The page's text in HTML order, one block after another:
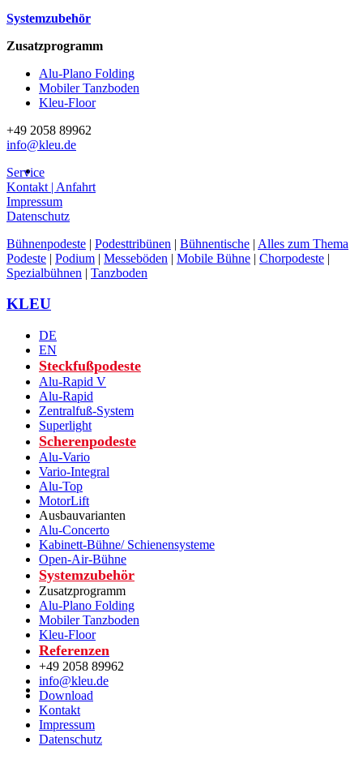
Systemzubehör
Zusatzprogramm
Alu-Plano Folding
Mobiler Tanzboden
Kleu-Floor
+49 2058 89962
info@kleu.de
Service
Kontakt | Anfahrt
Impressum
Datenschutz
Bühnenpodeste | Podesttribünen | Bühnentische | Alles zum Thema
Podeste | Podium | Messeböden | Mobile Bühne | Chorpodeste |
Spezialbühnen | Tanzboden
KLEU
DE
EN
Steckfußpodeste
Alu-Rapid V
Alu-Rapid
Zentralfuß-System
Superlight
Scherenpodeste
Alu-Vario
Vario-Integral
Alu-Top
MotorLift
Ausbauvarianten
Alu-Concerto
Kabinett-Bühne/ Schienensysteme
Open-Air-Bühne
Systemzubehör
Zusatzprogramm
Alu-Plano Folding
Mobiler Tanzboden
Kleu-Floor
Referenzen
+49 2058 89962
info@kleu.de
Download
Kontakt
Impressum
Datenschutz